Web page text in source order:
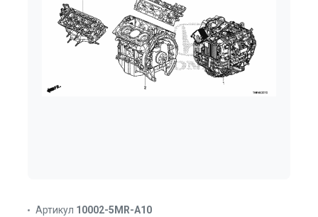
Артикул 10002-5MR-A10